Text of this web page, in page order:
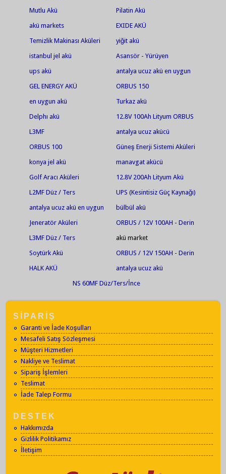
Mutlu Akü
Pilatin Akü
akü markets
EXIDE AKÜ
Temizlik Makinası Aküleri
yiğit akü
istanbul jel akü
Asansör - Yürüyen
Merdiven Aküleri
ups akü
antalya ucuz akü en uygun
akü.serik akü
GEL ENERGY AKÜ
ORBUS 150
en uygun akü
Turkaz akü
Delphı akü
12.8V 100Ah Lityum ORBUS
L3MF
antalya ucuz akücü
ORBUS 100
Güneş Enerji Sistemi Aküleri
konya jel akü
manavgat akücü
Golf Aracı Aküleri
12.8V 200Ah Lityum Akü
L2MF Düz / Ters
UPS (Kesintisiz Güç Kaynağı)
Aküleri
antalya ucuz akü en uygun
akü jel akü en ucuz jel akü
akü market Fortlift akü
tamiri bakımı
bülbül akü
Jeneratör Aküleri
ORBUS / 12V 100AH - Derin
Deşarjlı Jel Akü
L3MF Düz / Ters
akü market
Soytürk Akü
ORBUS / 12V 150AH - Derin
Deşarjlı Jel Akü
HALK AKÜ
antalya ucuz akü
NS 60MF Düz/Ters/İnce
SİPARİŞ
Garanti ve İade Koşulları
Mesafeli Satış Sözleşmesi
Müşteri Hizmetleri
Nakliye ve Teslimat
Sipariş İşlemleri
Teslimat
İade Talep Formu
DESTEK
Hakkımızda
Gizlilik Politikamız
İletişim